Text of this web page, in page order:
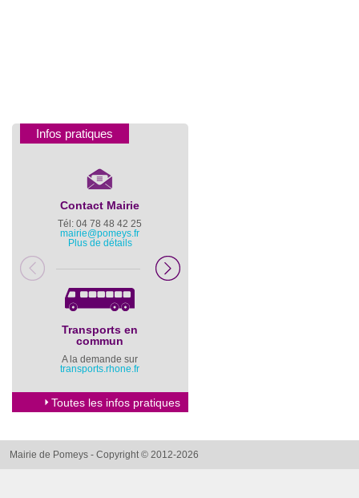
Infos pratiques
Contact Mairie
Tél: 04 78 48 42 25
mairie@pomeys.fr
Plus de détails
Transports en
commun
A la demande sur
transports.rhone.fr
Toutes les infos pratiques
Mairie de Pomeys - Copyright © 2012-2026